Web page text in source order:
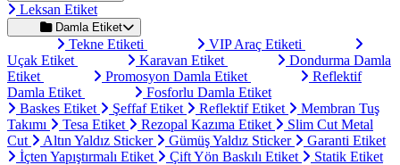
Leksan Etiket
Damla Etiket
Tekne Etiketi
VIP Araç Etiketi
Uçak Etiket
Karavan Etiket
Dondurma Damla
Etiket
Promosyon Damla Etiket
Reflektif
Damla Etiket
Fosforlu Damla Etiket
Baskes Etiket
Şeffaf Etiket Reflektif Etiket
Membran Tuş
Takımı
Tesa Etiket Rezopal Kazıma Etiket
Slim Cut Metal
Cut
Altın Yaldız Sticker Gümüş Yaldız Sticker
Garanti Etiket
İçten Yapıştırmalı Etiket
Çift Yön Baskılı Etiket Statik Etiket